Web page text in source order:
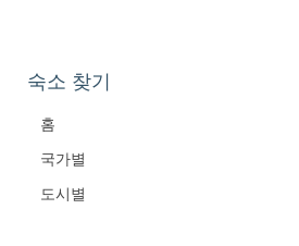
숙소 찾기
홈
국가별
도시별